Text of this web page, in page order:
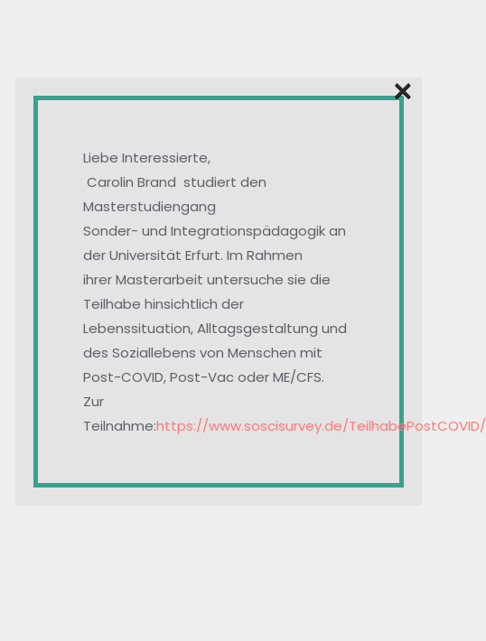
Liebe Interessierte,
Carolin Brand studiert den
Masterstudiengang
Sonder- und Integrationspädagogik an
der Universität Erfurt. Im Rahmen
ihrer Masterarbeit untersuche sie die
Teilhabe hinsichtlich der
Lebenssituation, Alltagsgestaltung und
des Soziallebens von Menschen mit
Post-COVID, Post-Vac oder ME/CFS.
Zur
Teilnahme:https://www.soscisurvey.de/TeilhabePostCOVID/
×